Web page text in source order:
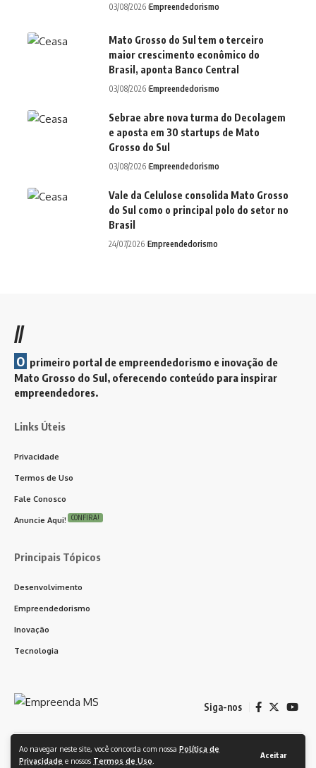
Ao navegar neste site, você concorda com nossa Política de
Privacidade e nossos Termos de Uso
Aceitar
03/08/2026 Empreendedorismo
Mato Grosso do Sul tem o terceiro
maior crescimento econômico do
Brasil, aponta Banco Central
03/08/2026 Empreendedorismo
Sebrae abre nova turma do Decolagem
e aposta em 30 startups de Mato
Grosso do Sul
03/08/2026 Empreendedorismo
Vale da Celulose consolida Mato Grosso
do Sul como o principal polo do setor no
Brasil
24/07/2026 Empreendedorismo
//
O primeiro portal de empreendedorismo e inovação de
Mato Grosso do Sul, oferecendo conteúdo para inspirar
empreendedores.
Links Úteis
Privacidade
Termos de Uso
Fale Conosco
Anuncie Aqui! CONFIRA!
Principais Tópicos
Desenvolvimento
Empreendedorismo
Inovação
Tecnologia
Siga-nos
© 2024 Empreenda CG. Feito orgulhosamente com ❤️ WordPress. Todos
os Direitos Reservados.